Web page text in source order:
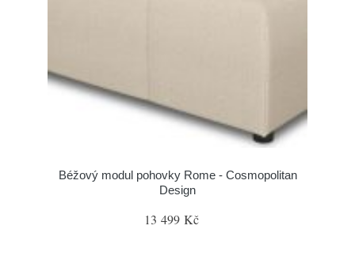
Béžový modul pohovky Rome - Cosmopolitan
Design
13 499 Kč